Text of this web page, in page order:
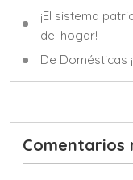
¡El sistema
del hogar!
De Domésticas
Comentarios